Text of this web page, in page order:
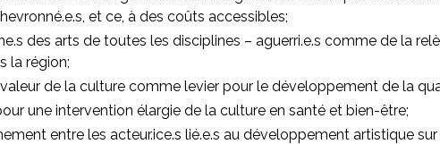
et ce, à des coûts accessibles;
des arts de toutes les disciplines – aguerri.e.s comme de la
la région;
de la culture comme levier pour le développement de la
une intervention élargie de la culture en santé et bien-être;
entre les acteur.ice.s lié.e.s au développement artistique